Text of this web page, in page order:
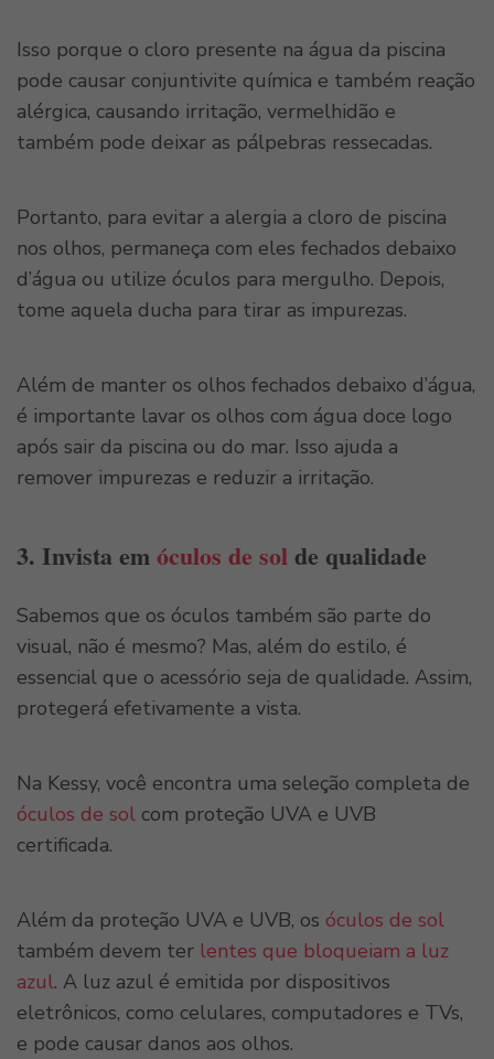
Isso porque o cloro presente na água da piscina
pode causar conjuntivite química e também reação
alérgica, causando irritação, vermelhidão e
também pode deixar as pálpebras ressecadas.
Portanto, para evitar a alergia a cloro de piscina
nos olhos, permaneça com eles fechados debaixo
d’água ou utilize óculos para mergulho. Depois,
tome aquela ducha para tirar as impurezas.
Além de manter os olhos fechados debaixo d’água,
é importante lavar os olhos com água doce logo
após sair da piscina ou do mar. Isso ajuda a
remover impurezas e reduzir a irritação.
3. Invista emóculos de solde qualidade
Sabemos que os óculos também são parte do
visual, não é mesmo? Mas, além do estilo, é
essencial que o acessório seja de qualidade. Assim,
protegerá efetivamente a vista.
Na Kessy, você encontra uma seleção completa de
óculos de sol com proteção UVA e UVB
certificada.
Além da proteção UVA e UVB, os óculos de sol
também devem ter lentes que bloqueiam a luz
azul. A luz azul é emitida por dispositivos
eletrônicos, como celulares, computadores e TVs,
e pode causar danos aos olhos.